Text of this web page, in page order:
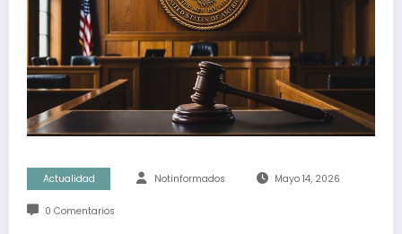
Actualidad Notinformados Mayo 14, 2026
0 Comentarios